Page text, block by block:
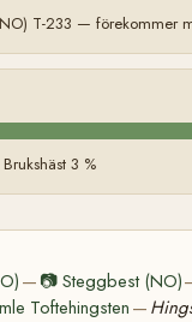
T-233 — förekommer
3 %
— 📷 Steggbest (NO)
Toftehingsten—